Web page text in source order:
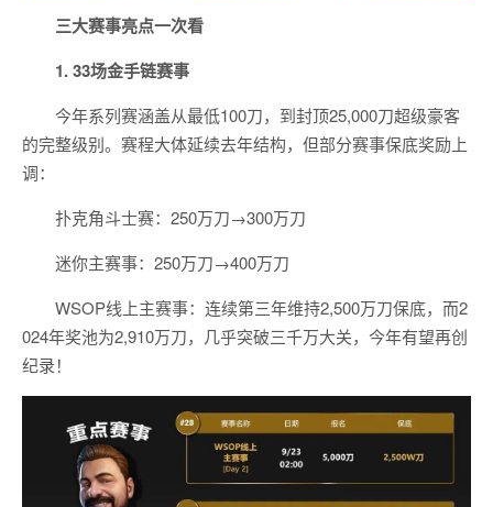
三大赛事亮点一次看
1. 33场金手链赛事
今年系列赛涵盖从最低100刀，到封顶25,000刀超级豪客
的完整级别。赛程大体延续去年结构，但部分赛事保底奖励上
调：
扑克角斗士赛：250万刀→300万刀
迷你主赛事：250万刀→400万刀
WSOP线上主赛事：连续第三年维持2,500万刀保底，而2
024年奖池为2,910万刀，几乎突破三千万大关，今年有望再创
纪录！